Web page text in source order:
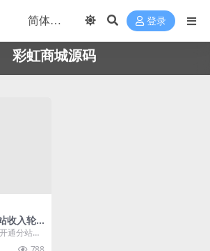
登录
彩虹商城源码
收入轮
通分站界
自己找个